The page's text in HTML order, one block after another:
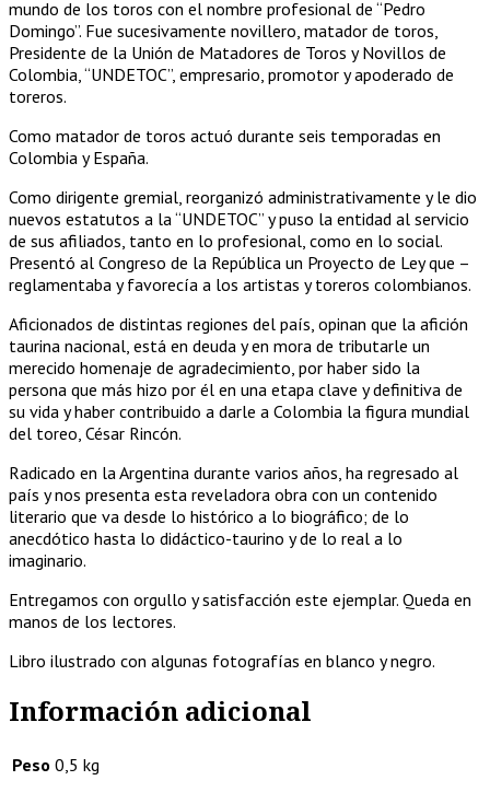
mundo de los toros con el nombre profesional de “Pedro
Domingo”. Fue sucesivamente novillero, matador de toros,
Presidente de la Unión de Matadores de Toros y Novillos de
Colombia, “UNDETOC”, empresario, promotor y apoderado de
toreros.
Como matador de toros actuó durante seis temporadas en
Colombia y España.
Como dirigente gremial, reorganizó administrativamente y le dio
nuevos estatutos a la “UNDETOC” y puso la entidad al servicio
de sus afiliados, tanto en lo profesional, como en lo social.
Presentó al Congreso de la República un Proyecto de Ley que –
reglamentaba y favorecía a los artistas y toreros colombianos.
Aficionados de distintas regiones del país, opinan que la afición
taurina nacional, está en deuda y en mora de tributarle un
merecido homenaje de agradecimiento, por haber sido la
persona que más hizo por él en una etapa clave y definitiva de
su vida y haber contribuido a darle a Colombia la figura mundial
del toreo, César Rincón.
Radicado en la Argentina durante varios años, ha regresado al
país y nos presenta esta reveladora obra con un contenido
literario que va desde lo histórico a lo biográfico; de lo
anecdótico hasta lo didáctico-taurino y de lo real a lo
imaginario.
Entregamos con orgullo y satisfacción este ejemplar. Queda en
manos de los lectores.
Libro ilustrado con algunas fotografías en blanco y negro.
Información adicional
Peso 0,5 kg